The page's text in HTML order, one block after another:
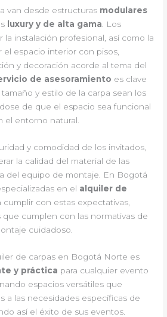
van desde estructuras modulares
luxury y de alta gama . Los
la instalación profesional, así como la
espacio interior con pisos,
y decoración acorde al tema del
de asesoramiento es clave
y estilo de la carpa sean los
de que el espacio sea funcional
el entorno natural.
y comodidad de los invitados,
la calidad del material de las
del equipo de montaje. En Bogotá
en el alquiler de
cumplir con estas expectativas,
cumplen con las normativas de
cuidadoso.
de carpas en Bogotá Norte es
y práctica para cualquier evento
espacios versátiles que
a las necesidades específicas de
así el éxito de sus eventos.